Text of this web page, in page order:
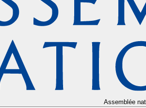
Assemblée